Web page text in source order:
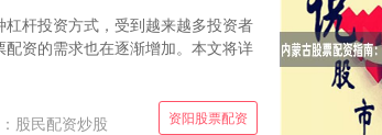
杆投资方式，受到越来越多投资者
资的需求也在逐渐增加。本文将详
资阳股票配资
股民配资炒股